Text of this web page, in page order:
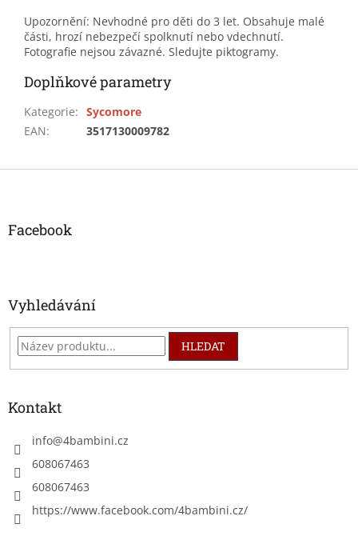
Upozornění: Nevhodné pro děti do 3 let. Obsahuje malé
části, hrozí nebezpečí spolknutí nebo vdechnutí.
Fotografie nejsou závazné. Sledujte piktogramy.
Doplňkové parametry
Kategorie: Sycomore
EAN: 3517130009782
Z
Facebook
Vyhledávání
HLEDAT
Kontakt
info@4bambini.cz
608067463
608067463
https://www.facebook.com/4bambini.cz/